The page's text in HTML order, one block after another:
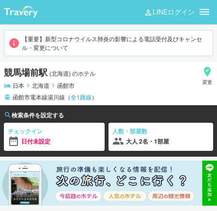
LINEログイン
【重要】新型コロナウイルス肺炎の影響による電話受付及びキャンセ
ル・変更について
競馬場前駅 (北海道) のホテル
日本
北海道 函館市 変更
函館市電本線湯川線 （全1路線）
検索条件を設定する
チェックイン
日付未設定
人数・部屋数
大人 2名・1部屋